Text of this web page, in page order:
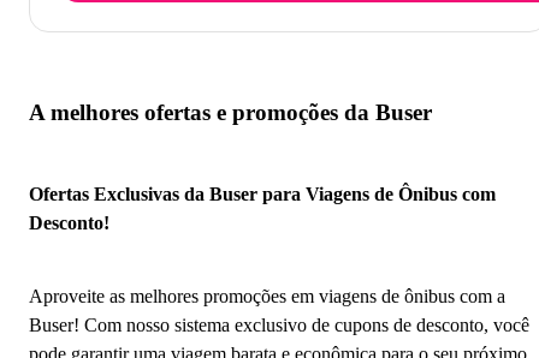
A melhores ofertas e promoções da Buser
Ofertas Exclusivas da Buser para Viagens de Ônibus com
Desconto!
Aproveite as melhores promoções em viagens de ônibus com a
Buser! Com nosso sistema exclusivo de cupons de desconto, você